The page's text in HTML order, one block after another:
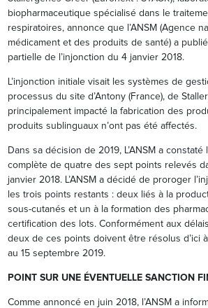
biopharmaceutique spécialisé dans le
respiratoires, annonce que l’ANSM (Agence
médicament et des produits de santé) a
partielle de l’injonction du 4 janvier 2018.
L’injonction initiale visait les systèmes de
processus du site d’Antony (France), de
principalement impacté la fabrication des
produits sublinguaux n’ont pas été affectés.
Dans sa décision de 2019, L’ANSM a constaté
complète de quatre des sept points relevés
janvier 2018. L’ANSM a décidé de proroger
les trois points restants : deux liés à la
sous-cutanés et un à la formation des
certification des lots. Conformément aux délais
deux de ces points doivent être résolus d’ici
au 15 septembre 2019.
POINT SUR UNE ÉVENTUELLE SANCTION
Comme annoncé en juin 2018, l’ANSM a